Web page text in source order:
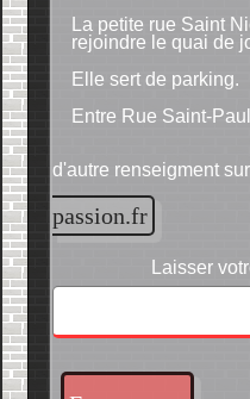
La petite rue Saint
rejoindre le quai de
Elle sert de parking.
Entre Rue Saint-
d'autre renseigment
passion.fr
Laisser